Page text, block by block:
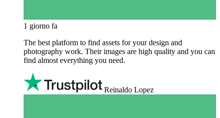
1 giorno fa
The best platform to find assets for your design and
photography work. Their images are high quality and you can
find almost everything you need.
Reinaldo Lopez